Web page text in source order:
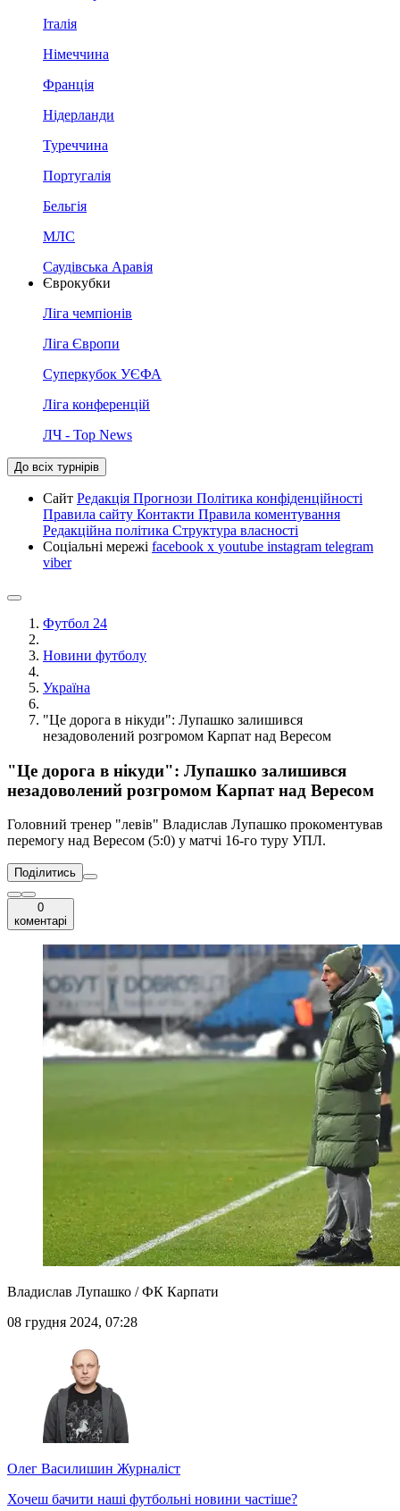
Італія
Німеччина
Франція
Нідерланди
Туреччина
Португалія
Бельгія
МЛС
Саудівська Аравія
Єврокубки
Ліга чемпіонів
Ліга Європи
Суперкубок УЄФА
Ліга конференцій
ЛЧ - Top News
До всіх турнірів
Сайт Редакція Прогнози Політика конфіденційності
Правила сайту Контакти Правила коментування
Редакційна політика Структура власності
Соціальні мережі facebook x youtube instagram telegram
viber
Футбол 24
Новини футболу
Україна
"Це дорога в нікуди": Лупашко залишився
незадоволений розгромом Карпат над Вересом
"Це дорога в нікуди": Лупашко залишився
незадоволений розгромом Карпат над Вересом
Головний тренер "левів" Владислав Лупашко прокоментував
перемогу над Вересом (5:0) у матчі 16-го туру УПЛ.
Поділитись
0
коментарі
Владислав Лупашко / ФК Карпати
08 грудня 2024, 07:28
Олег Василишин Журналіст
Хочеш бачити наші футбольні новини частіше?